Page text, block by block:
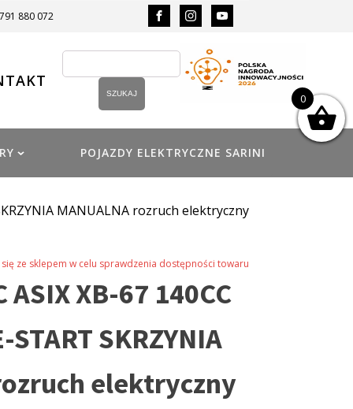
880 072
POJAZDY ELEKTRYCZNE SARINI
MANUALNA rozruch elektryczny
ze sklepem w celu sprawdzenia dostępności towaru
ASIX XB-67 140CC
SKRZYNIA
elektryczny
0